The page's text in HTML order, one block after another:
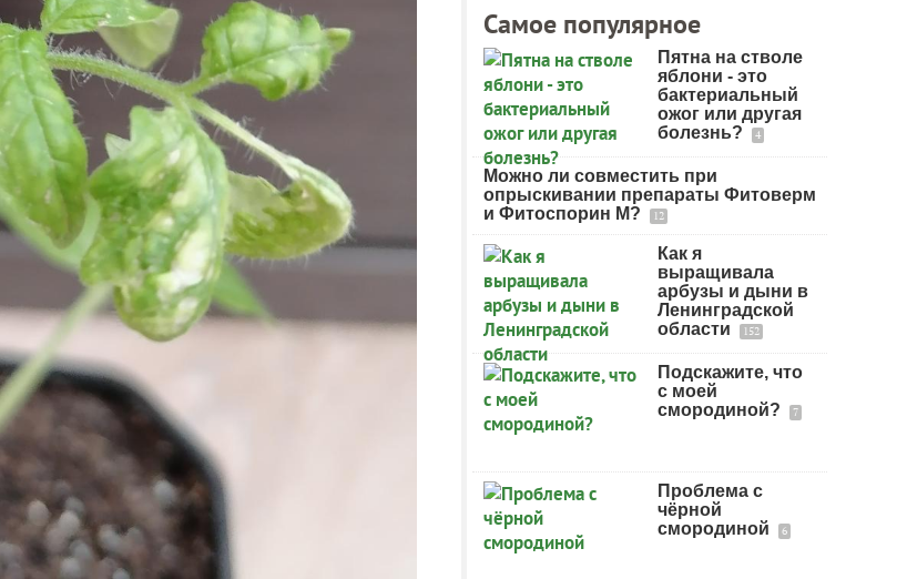
Самое популярное
Пятна на стволе
яблони - это
бактериальный
ожог или другая
болезнь?
4
Можно ли совместить при
опрыскивании препараты Фитоверм
и Фитоспорин М?
12
Как я
выращивала
арбузы и дыни в
Ленинградской
области
152
Подскажите, что
с моей
смородиной?
7
Проблема с
чёрной
смородиной
6